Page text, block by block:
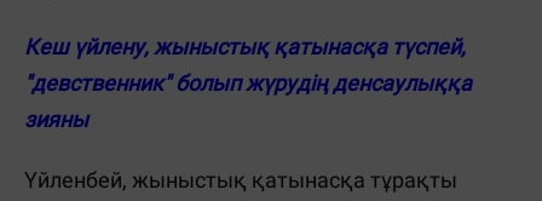
Кеш үйлену, жыныстық қатынасқа түспей,
"девственник" болып жүрудің денсаулыққа
зияны
Үйленбей, жыныстық қатынасқа тұрақты